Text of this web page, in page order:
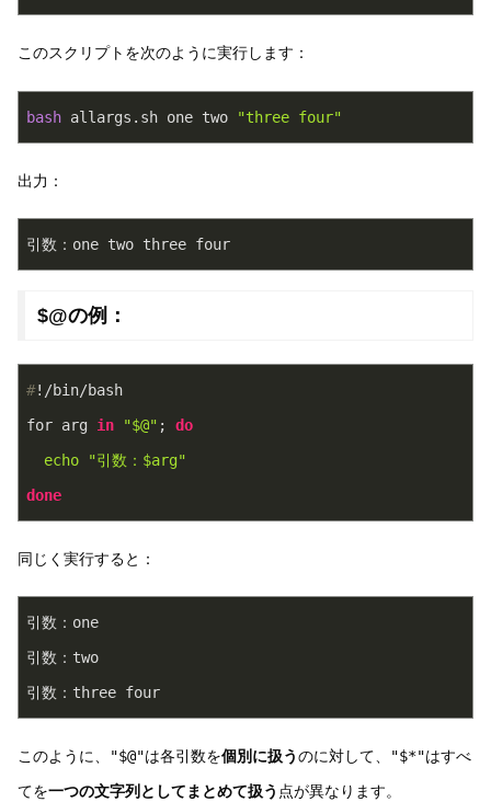
このスクリプトを次のように実行します：
bash allargs.sh one two "three four"
出力：
引数：one two three four
$@の例：
#!/bin/bash
for arg in "$@" ; do
echo
"引数： $arg"
done
同じく実行すると：
引数：one
引数：two
引数：three four
このように、 "$@"は各引数を個別に扱うのに対して、 "$*"はすべ
てを一つの文字列としてまとめて扱う 点が異なります。